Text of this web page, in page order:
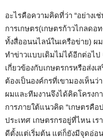
อะไรคือความคิดที่ว่า “อย่างเ
การเกษตร(เกษตรก้าวไกลด
ทั้งสื่ออนนไลน์ในเครือข่าย) ผ
ทำข่าวแบบเดิมไม่ได้อีกต่อไ
เกี่ยวข้องกับเกษตรกรหรือส่ง
ต้องเป็นองค์กรที่เขามองเห็นว่
ผมและทีมงานจึงได้คิดโครง
การภายใต้แนวคิด “เกษตรคื
ประเทศ เกษตรกรอยู่ที่ไหน เ
ดีตั้งแต่เริ่มต้น แต่ก็ยังมีจุดอ่อ